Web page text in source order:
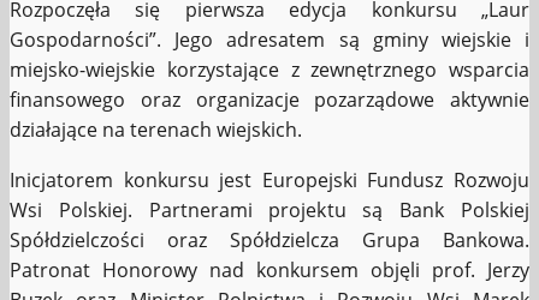
Rozpoczęła się pierwsza edycja konkursu „Laur
Gospodarności”. Jego adresatem są gminy wiejskie i
miejsko-wiejskie korzystające z zewnętrznego wsparcia
finansowego oraz organizacje pozarządowe aktywnie
działające na terenach wiejskich.
Inicjatorem konkursu jest Europejski Fundusz Rozwoju
Wsi Polskiej. Partnerami projektu są Bank Polskiej
Spółdzielczości oraz Spółdzielcza Grupa Bankowa.
Patronat Honorowy nad konkursem objęli prof. Jerzy